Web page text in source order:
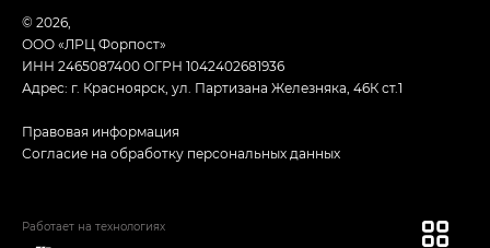
© 2026,
ООО «ЛРЦ Форпост»
ИНН 2465087400ОГРН 1042402681936
Адрес: г. Красноярск, ул. Партизана Железняка, 46К ст.1
Правовая информация
Согласие на обработку персональных данных
Работает на технологиях